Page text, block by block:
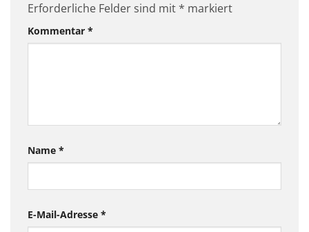
Erforderliche Felder sind mit * markiert
Kommentar *
Name *
E-Mail-Adresse *